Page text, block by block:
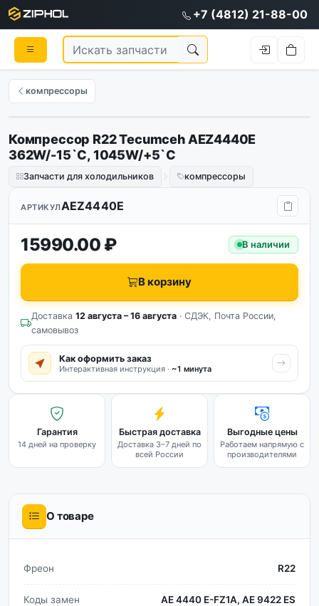
+7 (4812) 21-88-00
компрессоры
Компрессор R22 Tecumceh AEZ4440E
362W/-15`C, 1045W/+5`C
Запчасти для холодильников компрессоры
АРТИКУЛAEZ4440E
15990.00 ₽ В наличии
В корзину
Доставка 12 августа – 16 августа · СДЭК, Почта России,
самовывоз
Как оформить заказ
Интерактивная инструкция · ~1 минута
Гарантия
14 дней на проверку
Быстрая доставка
Доставка 3–7 дней по
всей России
Выгодные цены
Работаем напрямую с
производителями
О товаре
Фреон R22
Коды замен AE 4440 E-FZ1A, AE 9422 ES